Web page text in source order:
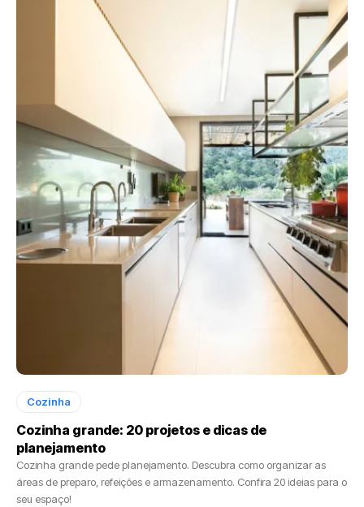
Cozinha
Cozinha grande: 20 projetos e dicas de
planejamento
Cozinha grande pede planejamento. Descubra como organizar as
áreas de preparo, refeições e armazenamento. Confira 20 ideias para o
seu espaço!